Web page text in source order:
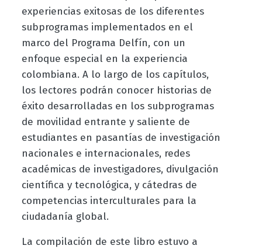
experiencias exitosas de los diferentes
subprogramas implementados en el
marco del Programa Delfín, con un
enfoque especial en la experiencia
colombiana. A lo largo de los capítulos,
los lectores podrán conocer historias de
éxito desarrolladas en los subprogramas
de movilidad entrante y saliente de
estudiantes en pasantías de investigación
nacionales e internacionales, redes
académicas de investigadores, divulgación
científica y tecnológica, y cátedras de
competencias interculturales para la
ciudadanía global.
La compilación de este libro estuvo a